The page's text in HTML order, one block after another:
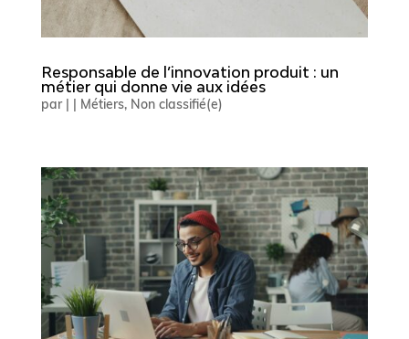
Responsable de l’innovation produit : un
métier qui donne vie aux idées
par | | Métiers, Non classifié(e)